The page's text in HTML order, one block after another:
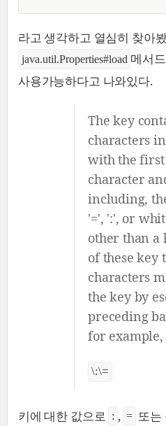
라고 생각하고 열심히 찾아
java.util.Properties#load 메서
사용가능하다고 나와있다.
The key
characters
with the first
character
including,
'=', ':', or
other than
of these key
characters
the key by
preceding
for example,
\:\=
키에 대한 값으로 : , = 또는